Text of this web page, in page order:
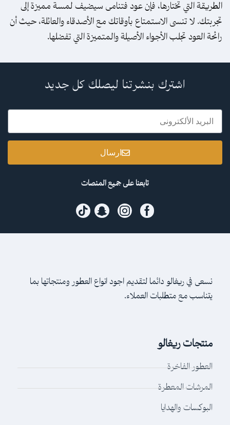
الطريقة التي تختارها، فإن عود فتنامى سيضيف لمسة مميزة إلى
تجربتك. لا تنسى الاستمتاع بأوقاتك مع الأصدقاء والعائلة، حيث أن
رائحة العود تجلب الأجواء الأصيلة والمتميزة التي تفضلها.
اشترك بنشرتنا ليصلك كل جديد
ارسال
تابعنا على جميع المنصات
نسعى في ريغالو دائما لتقديم اجود انواع العطور ومنتجاتها بما
يتناسب مع متطلبات العملاء.
منتجات ريغالو
العطور الفاخرة
المرشات المعطرة
البوكسات والهدايا